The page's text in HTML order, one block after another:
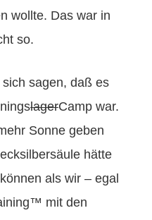
wollte. Das war in
so.
sagen, daß es
lagerCamp war.
Sonne geben
hätte
als wir – egal
mit den